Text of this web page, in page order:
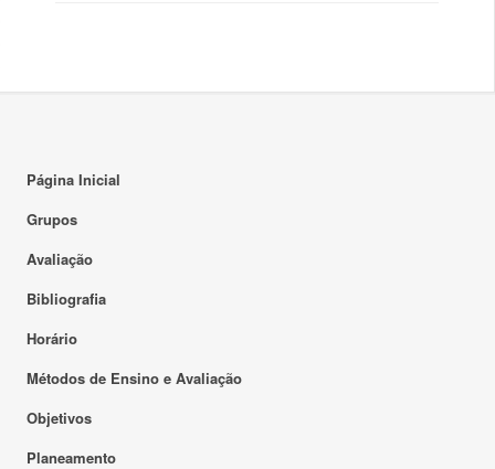
Página Inicial
Grupos
Avaliação
Bibliografia
Horário
Métodos de Ensino e Avaliação
Objetivos
Planeamento